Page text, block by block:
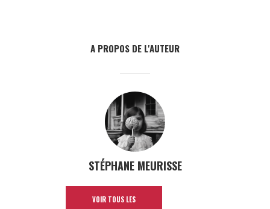
A PROPOS DE L'AUTEUR
STÉPHANE MEURISSE
VOIR TOUS LES